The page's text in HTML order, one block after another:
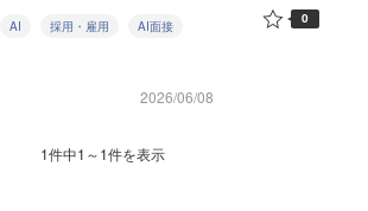
AI 採用・雇用 AI面接
2026/06/08
0
1件中1～1件を表示